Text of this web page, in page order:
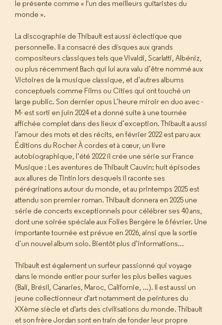
le présente comme « l'un des meilleurs guitaristes du
monde ».
La discographie de Thibault est aussi éclectique que
personnelle. Il a consacré des disques aux grands
compositeurs classiques tels que Vivaldi, Scarlatti, Albéniz,
ou plus récemment Bach qui lui aura valu d’être nommé aux
Victoires de la musique classique, et d’autres albums
conceptuels comme Films ou Cities qui ont touché un
large public. Son dernier opus L’heure miroir en duo avec -
M- est sorti en juin 2024 et a donné suite à une tournée
affichée complet dans des lieux d’exception. Thibault a aussi
l’amour des mots et des récits, en février 2022 est paru aux
Éditions du Rocher À cordes et à cœur, un livre
autobiographique, l’été 2022 il crée une série sur France
Musique : Les aventures de Thibault Cauvin; huit épisodes
aux allures de Tintin lors desquels il raconte ses
pérégrinations autour du monde, et au printemps 2025 est
attendu son premier roman. Thibault donnera en 2025 une
série de concerts exceptionnels pour célébrer ses 40 ans,
dont une soirée spéciale aux Folies Bergère le 6 février. Une
importante tournée est prévue en 2026, ainsi que la sortie
d’un nouvel album solo. Bientôt plus d’informations…
Thibault est également un surfeur passionné qui voyage
dans le monde entier pour surfer les plus belles vagues
(Bali, Brésil, Canaries, Maroc, Californie, ...). Il est aussi un
jeune collectionneur d'art notamment de peintures du
XXème siècle et d'arts des civilisations du monde. Thibault
et son frère Jordan sont en train de fonder leur propre